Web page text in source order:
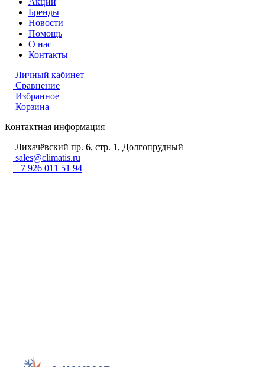
Бренды
Новости
Помощь
О нас
Контакты
Личный кабинет
Сравнение
Избранное
Корзина
Контактная информация
Лихачёвский пр. 6, стр. 1, Долгопрудный
sales@climatis.ru
+7 926 011 51 94